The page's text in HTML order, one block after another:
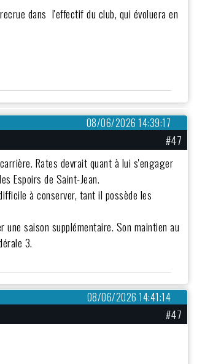
dans l'effectif du club, qui évoluera en
08/06/2026 14:39:17
#47
Rates devrait quant à lui s'engager
Espoirs de Saint-Jean.
à conserver, tant il possède les
saison supplémentaire. Son maintien au
3.
08/06/2026 14:41:14
#47